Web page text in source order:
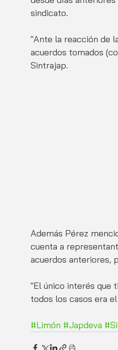
sindicato.
"Ante la reacción de
acuerdos tomados
Sintrajap.
Además Pérez
cuenta a
acuerdos anteriores,
"El único interés que
todos los casos era
#Limón #Japdeva